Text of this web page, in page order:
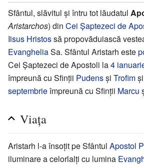
Sfântul, slăvitul și întru tot lăudatul
Aristarchos) din Cei Șaptezeci de
Iisus Hristossă propovăduiască
EvangheliaSa. Sfântul Aristarh este
Cei Șaptezeci de Apostoli la4
împreună cu Sfinții Pudensși Trofim
septembrieîmpreună cu Sfinții Marcu
Viața
Aristarh l-a însoțit pe Sfântul Apostol
iluminare a celorlalți cu lumina